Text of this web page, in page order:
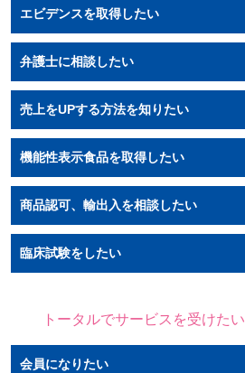
エビデンスを取得したい
弁護士に相談したい
売上をUPする方法を知りたい
機能性表示食品を取得したい
商品認可、輸出入を相談したい
臨床試験をしたい
トータルでサービスを受けたい
会員になりたい